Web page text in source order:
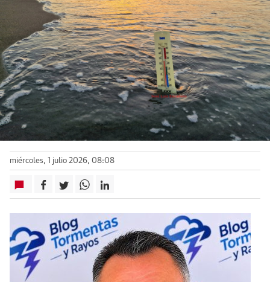
miércoles, 1 julio 2026, 08:08